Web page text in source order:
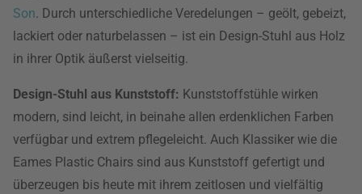
Son. Durch unterschiedliche Veredelungen – geölt, gebeizt,
lackiert oder naturbelassen – ist ein Design-Stuhl aus Holz
in ihrer Optik äußerst vielseitig.
Design-Stuhl aus Kunststoff: Kunststoffstühle wirken
modern, sind leicht, in beinahe allen erdenklichen Farben
verfügbar und extrem pflegeleicht. Auch Klassiker wie die
Eames Plastic Chairs sind aus Kunststoff gefertigt und
überzeugen bis heute mit ihrem zeitlosen und vielfältig